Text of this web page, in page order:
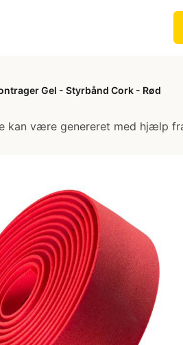
Gel - Styrbånd Cork - Rød
kan være genereret med hjælp